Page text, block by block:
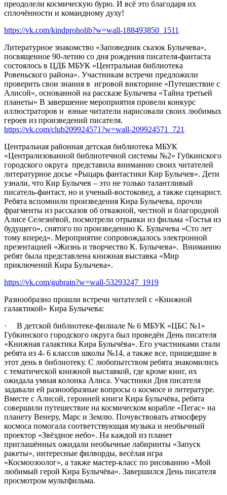
преодолели космическую бурю. И всё это благодаря их
сплочённости и командному духу!
https://vk.com/kindproholib?w=wall-188493850_1511
Литературное знакомство «Заповедник сказок Булычева»,
посвященное 90-летию со дня рождения писателя-фантаста
состоялось в ЦДБ МБУК «Центральная библиотека
Ровеньского района». Участникам встречи предложили
проверить свои знания в игровой викторине «Путешествие с
Алисой», основанной на рассказе Булычева «Тайна третьей
планеты» В завершение мероприятия провели конкурс
иллюстраторов и юные читатели нарисовали своих любимых
героев из произведений писателя.
https://vk.com/club209924571?w=wall-209924571_721
Центральная районная детская библиотека МБУК
«Централизованной библиотечной системы №2» Губкинского
городского округа представила вниманию своих читателей
литературное досье «Рыцарь фантастики Кир Булычев». Дети
узнали, что Кир Булычев – это не только талантливый
писатель-фантаст, но и ученый-востоковед, а также сценарист.
Ребята вспомнили произведения Кира Булычева, прочли
фрагменты из рассказов об отважной, честной и благородной
Алисе Селезнёвой, посмотрели отрывки из фильма «Гостья из
будущего», снятого по произведению К. Булычева «Сто лет
тому вперед». Мероприятие сопровождалось электронной
презентацией «Жизнь и творчество К. Булычева». Вниманию
ребят была представлена книжная выставка «Мир
приключений Кира Булычева».
https://vk.com/gubrain?w=wall-53293247_1919
Разнообразно прошли встречи читателей с «Книжной
галактикой» Кира Булычева:
· В детской библиотеке-филиале № 6 МБУК «ЦБС №1»
Губкинского городского округа был проведён День писателя
«Книжная галактика Кира Булычёва». Его участниками стали
ребята из 4- 6 классов школы №14, а также все, пришедшие в
этот день в библиотеку. С любопытством ребята знакомились
с тематической книжной выставкой, где кроме книг, их
ожидала умная колонка Алиса. Участники Дня писателя
задавали ей разнообразные вопросы о космосе и литературе.
Вместе с Алисой, героиней книги Кира Булычёва, ребята
совершили путешествие на космическом корабле «Пегас» на
планету Венеру, Марс и Землю. Почувствовать атмосферу
космоса помогала соответствующая музыка и необычный
проектор «Звёздное небо». На каждой из планет
приглашённых ожидали необычные лабиринты «Запуск
ракеты», интересные филворды, весёлая игра
«Космоозоолог», а также мастер-класс по рисованию «Мой
любимый герой Кира Булычёва». Завершился День писателя
просмотром мультфильма.